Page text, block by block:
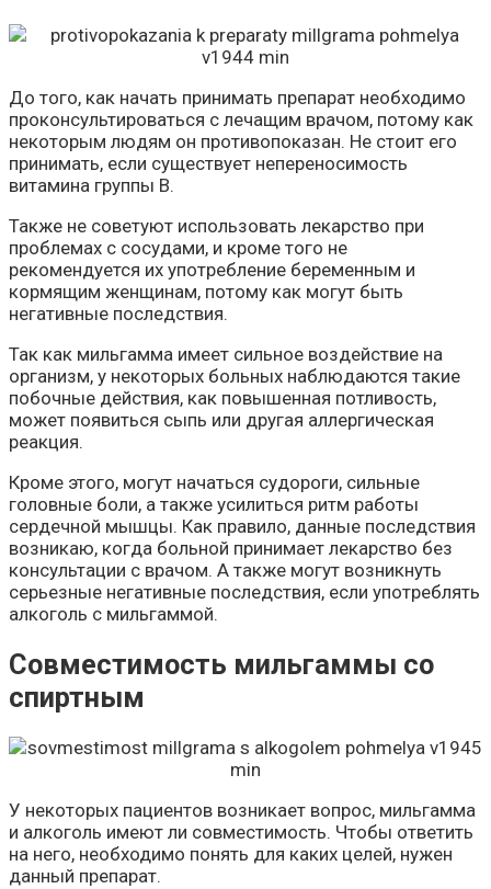
До того, как начать принимать препарат необходимо
проконсультироваться с лечащим врачом, потому как
некоторым людям он противопоказан. Не стоит его
принимать, если существует непереносимость
витамина группы В.
Также не советуют использовать лекарство при
проблемах с сосудами, и кроме того не
рекомендуется их употребление беременным и
кормящим женщинам, потому как могут быть
негативные последствия.
Так как мильгамма имеет сильное воздействие на
организм, у некоторых больных наблюдаются такие
побочные действия, как повышенная потливость,
может появиться сыпь или другая аллергическая
реакция.
Кроме этого, могут начаться судороги, сильные
головные боли, а также усилиться ритм работы
сердечной мышцы. Как правило, данные последствия
возникаю, когда больной принимает лекарство без
консультации с врачом. А также могут возникнуть
серьезные негативные последствия, если употреблять
алкоголь с мильгаммой.
Совместимость мильгаммы со
спиртным
У некоторых пациентов возникает вопрос, мильгамма
и алкоголь имеют ли совместимость. Чтобы ответить
на него, необходимо понять для каких целей, нужен
данный препарат.